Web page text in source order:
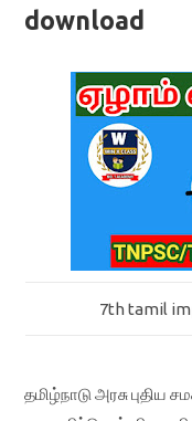
download
7th tamil
தமிழ்நாடு அரசு புதிய